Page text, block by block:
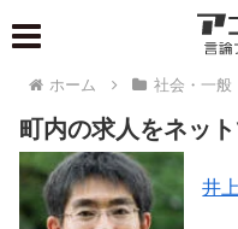
ホーム 社会・一般
町内の求人をネッ
井